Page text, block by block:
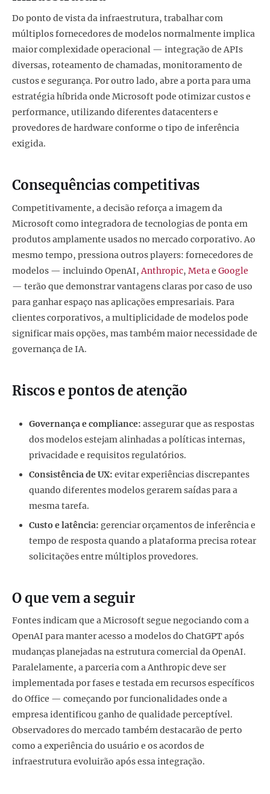
Do ponto de vista da infraestrutura, trabalhar com
múltiplos fornecedores de modelos normalmente implica
maior complexidade operacional — integração de APIs
diversas, roteamento de chamadas, monitoramento de
custos e segurança. Por outro lado, abre a porta para uma
estratégia híbrida onde Microsoft pode otimizar custos e
performance, utilizando diferentes datacenters e
provedores de hardware conforme o tipo de inferência
exigida.
Consequências competitivas
Competitivamente, a decisão reforça a imagem da
Microsoft como integradora de tecnologias de ponta em
produtos amplamente usados no mercado corporativo. Ao
mesmo tempo, pressiona outros players: fornecedores de
modelos — incluindo OpenAI,Anthropic, Metae Google
— terão que demonstrar vantagens claras por caso de uso
para ganhar espaço nas aplicações empresariais. Para
clientes corporativos, a multiplicidade de modelos pode
significar mais opções, mas também maior necessidade de
governança de IA.
Riscos e pontos de atenção
Governança e compliance: assegurar que as respostas
dos modelos estejam alinhadas a políticas internas,
privacidade e requisitos regulatórios.
Consistência de UX: evitar experiências discrepantes
quando diferentes modelos gerarem saídas para a
mesma tarefa.
Custo e latência: gerenciar orçamentos de inferência e
tempo de resposta quando a plataforma precisa rotear
solicitações entre múltiplos provedores.
O que vem a seguir
Fontes indicam que a Microsoft segue negociando com a
OpenAI para manter acesso a modelos do ChatGPT após
mudanças planejadas na estrutura comercial da OpenAI.
Paralelamente, a parceria com a Anthropic deve ser
implementada por fases e testada em recursos específicos
do Office — começando por funcionalidades onde a
empresa identificou ganho de qualidade perceptível.
Observadores do mercado também destacarão de perto
como a experiência do usuário e os acordos de
infraestrutura evoluirão após essa integração.